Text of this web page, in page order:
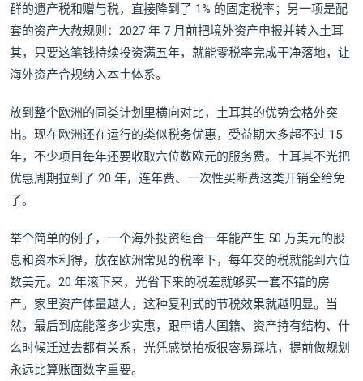
群的遗产税和赠与税，直接降到了 1% 的固定税率；另一项是配
套的资产大赦规则：2027 年 7 月前把境外资产申报并转入土耳
其，只要这笔钱持续投资满五年，就能零税率完成干净落地，让
海外资产合规纳入本土体系。
放到整个欧洲的同类计划里横向对比，土耳其的优势会格外突
出。现在欧洲还在运行的类似税务优惠，受益期大多超不过 15
年，不少项目每年还要收取六位数欧元的服务费。土耳其不光把
优惠周期拉到了 20 年，连年费、一次性买断费这类开销全给免
了。
举个简单的例子，一个海外投资组合一年能产生 50 万美元的股
息和资本利得，放在欧洲常见的税率下，每年交的税就能到六位
数美元。20 年滚下来，光省下来的税差就够买一套不错的房
产。家里资产体量越大，这种复利式的节税效果就越明显。当
然，最后到底能落多少实惠，跟申请人国籍、资产持有结构、什
么时候迁过去都有关系，光凭感觉拍板很容易踩坑，提前做规划
永远比算账面数字重要。